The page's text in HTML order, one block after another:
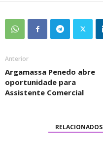
Anterior
Argamassa Penedo abre
oportunidade para
Assistente Comercial
RELACIONADOS